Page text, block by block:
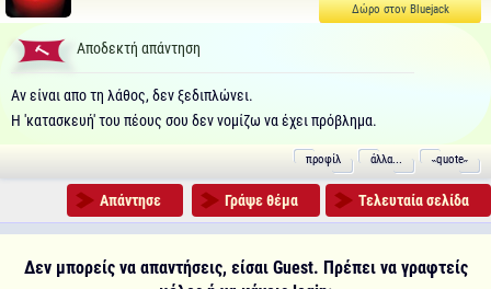
Δώρο στον Bluejack
Αποδεκτή απάντηση
Αν είναι απο τη λάθος, δεν ξεδιπλώνει.
Η 'κατασκευή' του πέους σου δεν νομίζω να έχει πρόβλημα.
προφίλ άλλα... ˵quote˶
Απάντησε Γράψε θέμα Τελευταία σελίδα
Δεν μπορείς να απαντήσεις, είσαι Guest. Πρέπει να γραφτείς